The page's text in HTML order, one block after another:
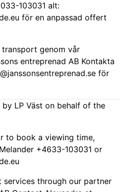
103031 alt:
för en anpassad offert
genom vår
entreprenad AB Kontakta
för
LP Väst on behalf of the
to book a viewing time,
+4633-103031 or
through our partner